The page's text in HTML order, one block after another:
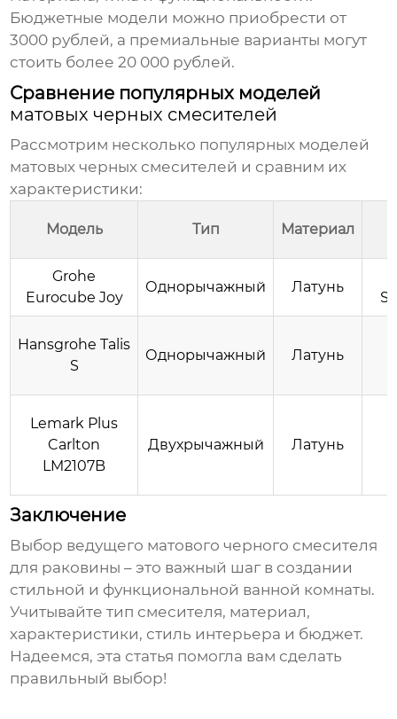
Бюджетные модели можно приобрести от
3000 рублей, а премиальные варианты могут
стоить более 20 000 рублей.
Сравнение популярных моделей
матовых черных смесителей
Рассмотрим несколько популярных моделей
матовых черных смесителей и сравним их
характеристики:
Модель Тип Материал
Grohe
Eurocube Joy
Однорычажный Латунь
Hansgrohe Talis
S
Однорычажный Латунь
Lemark Plus
Carlton
LM2107B
Двухрычажный Латунь
Заключение
Выбор ведущего матового черного смесителя
для раковины – это важный шаг в создании
стильной и функциональной ванной комнаты.
Учитывайте тип смесителя, материал,
характеристики, стиль интерьера и бюджет.
Надеемся, эта статья помогла вам сделать
правильный выбор!